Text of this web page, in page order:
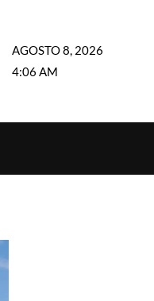
AGOSTO 8, 2026
4:06 AM